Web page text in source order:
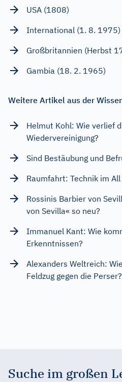
USA (1808)
International (1. 8. 1975)
Großbritannien (Herbst
Gambia (18. 2. 1965)
Weitere Artikel aus der
Helmut Kohl: Wie verlief
Wiedervereinigung?
Sind Bestäubung und
Raumfahrt: Technik im All
Rossinis Barbier von
von Sevilla« so neu?
Immanuel Kant: Wie
Erkenntnissen?
Alexanders Weltreich:
Feldzug gegen die Perser?
Suche im großen